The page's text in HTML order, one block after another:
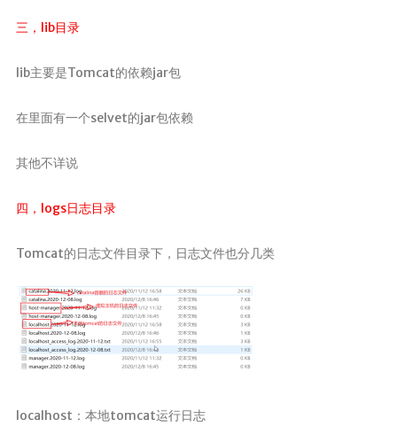
三，lib目录
lib主要是Tomcat的依赖jar包
在里面有一个selvet的jar包依赖
其他不详说
四，logs日志目录
Tomcat的日志文件目录下，日志文件也分几类
localhost：本地tomcat运行日志